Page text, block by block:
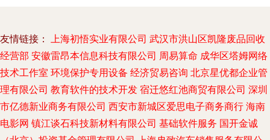
友情链接： 上海初悟实业有限公司 武汉市洪山区凯隆废品回收
经营部 安徽雷昂本信息科技有限公司 周易算命 成华区塔姆网络
技术工作室 环境保护专用设备 经济贸易咨询 北京星优都企业管
理有限公司 教育软件的技术开发 宿迁悠红池商贸有限公司 深圳
市亿德新业商务有限公司 西安市新城区爱思电子商务商行 海南
电影网 镇江谈石科技新材料有限公司 基础软件服务 国开金诚